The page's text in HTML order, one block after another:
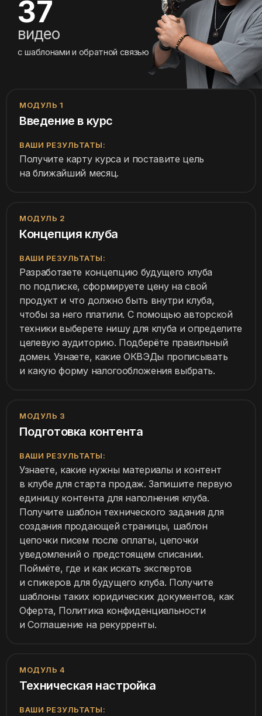
37
видео
с шаблонами и обратной связью
МОДУЛЬ 1
Введение в курс
ВАШИ РЕЗУЛЬТАТЫ:
Получите карту курса и поставите цель
на ближайший месяц.
МОДУЛЬ 2
Концепция клуба
ВАШИ РЕЗУЛЬТАТЫ:
Разработаете концепцию будущего клуба
по подписке, сформируете цену на свой
продукт и что должно быть внутри клуба,
чтобы за него платили. С помощью авторской
техники выберете нишу для клуба и определите
целевую аудиторию. Подберёте правильный
домен. Узнаете, какие ОКВЭДы прописывать
и какую форму налогообложения выбрать.
МОДУЛЬ 3
Подготовка контента
ВАШИ РЕЗУЛЬТАТЫ:
Узнаете, какие нужны материалы и контент
в клубе для старта продаж. Запишите первую
единицу контента для наполнения клуба.
Получите шаблон технического задания для
создания продающей страницы, шаблон
цепочки писем после оплаты, цепочки
уведомлений о предстоящем списании.
Поймёте, где и как искать экспертов
и спикеров для будущего клуба. Получите
шаблоны таких юридических документов, как
Оферта, Политика конфиденциальности
и Соглашение на рекурренты.
МОДУЛЬ 4
Техническая настройка
ВАШИ РЕЗУЛЬТАТЫ: